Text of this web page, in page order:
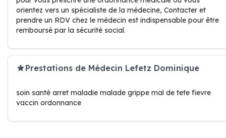
orientez vers un spécialiste de la médecine, Contacter et
prendre un RDV chez le médecin est indispensable pour être
remboursé par la sécurité social.
Prestations de Médecin Lefetz Dominique
soin santé arret maladie malade grippe mal de tete fievre
vaccin ordonnance